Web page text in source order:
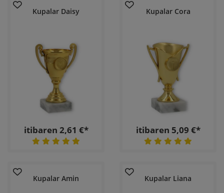
Kupalar Daisy
itibaren 2,61 €*
Kupalar Cora
itibaren 5,09 €*
Kupalar Amin Kupalar Liana